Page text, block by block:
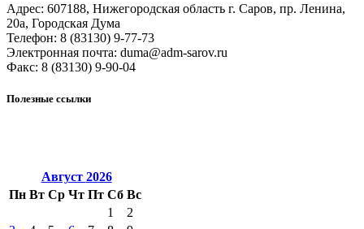
Адрес: 607188, Нижегородская область г. Саров, пр. Ленина,
20а, Городская Дума
Телефон: 8 (83130) 9-77-73
Электронная почта: duma@adm-sarov.ru
Факс: 8 (83130) 9-90-04
Полезные ссылки
Август 2026
Пн Вт Ср Чт Пт Сб Вс
1
2